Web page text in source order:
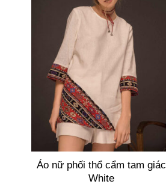
Áo nữ phối thổ cẩm tam giác
White